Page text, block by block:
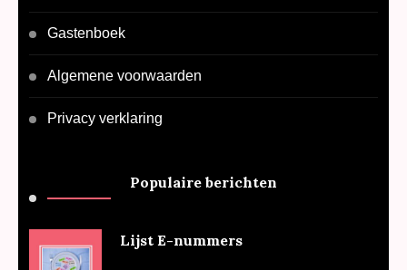
Gastenboek
Algemene voorwaarden
Privacy verklaring
Populaire berichten
Lijst E-nummers